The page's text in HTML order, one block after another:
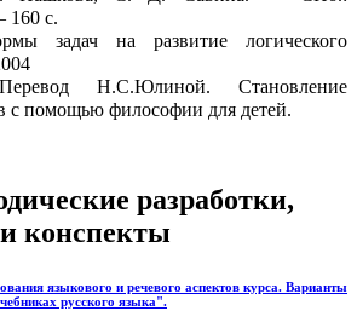
160 с.
задач на развитие логического
Н.С.Юлиной. Становление
с помощью философии для детей.
разработки,
конспекты
языкового и речевого аспектов курса. Варианты
русского языка".